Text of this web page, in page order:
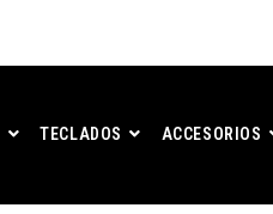
TECLADOS ACCESORIOS